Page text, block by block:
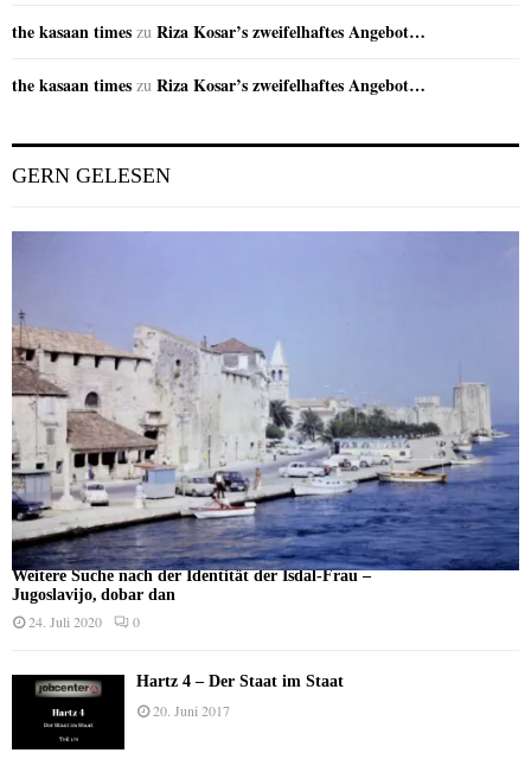
the kasaan times zu Riza Kosar’s zweifelhaftes Angebot…
the kasaan times zu Riza Kosar’s zweifelhaftes Angebot…
GERN GELESEN
Weitere Suche nach der Identität der Isdal-Frau –
Jugoslavijo, dobar dan
24. Juli 2020 0
Hartz 4 – Der Staat im Staat
20. Juni 2017